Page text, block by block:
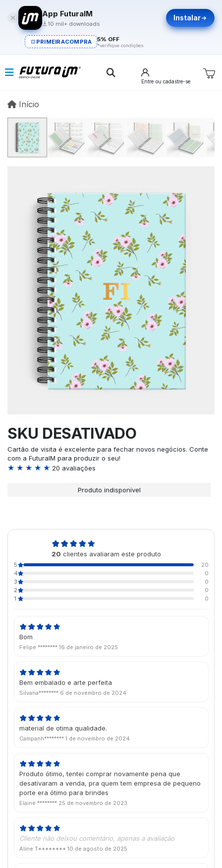
App FuturaIM
10 mil+ downloads
Instalar
PRIMEIRACOMPRA 5% OFF
*verifique condições
Entre ou cadastre-se
Início
SKU DESATIVADO
Cartão de visita é excelente para fechar novos negócios. Conte
com a FuturaIM para produzir o seu!
★ ★ ★ ★ ★ 20 avaliações
Produto indisponível
20 clientes avaliaram este produto
5
20
4
0
3
0
2
0
1
0
Bom
Felipe ******** 16 de janeiro de 2025
Bem embalado e arte perfeita
Silvana******** 6 de novembro de 2024
material de otima qualidade.
Campanh******** 1 de novembro de 2024
Produto ótimo, tentei comprar novamente pena que
desativaram a venda, pra quem tem empresa de pequeno
porte era ótimo para brindes
Elaine ******** 25 de novembro de 2023
Cliente não deixou comentário, apenas a avaliação
Aline T******** 10 de agosto de 2025